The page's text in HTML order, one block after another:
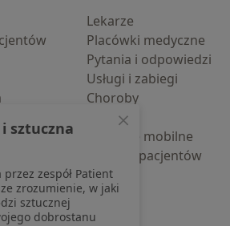
Lekarze
Placówki medyczne
Pytania i odpowiedzi
Usługi i zabiegi
Choroby
Pomoc
Aplikacje mobilne
Blog dla pacjentów
sztuczna
zespół Patient
zrozumienie, w jaki
sztucznej
dobrostanu